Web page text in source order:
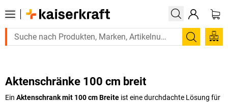
Suchen
Aktenschränke 100 cm breit
Ein Aktenschrank mit 100 cm Breite ist eine durchdachte Lösung für